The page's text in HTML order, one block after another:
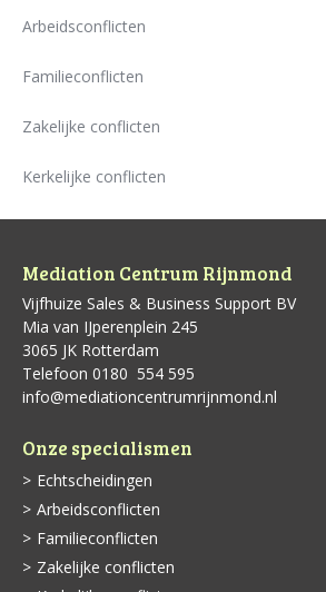
Arbeidsconflicten
Familieconflicten
Zakelijke conflicten
Kerkelijke conflicten
Mediation Centrum Rijnmond
Vijfhuize Sales & Business Support BV
Mia van IJperenplein 245
3065 JK Rotterdam
Telefoon 0180 ­ 554 595
info@mediationcentrumrijnmond.nl
Onze specialismen
Echtscheidingen
Arbeidsconflicten
Familieconflicten
Zakelijke conflicten